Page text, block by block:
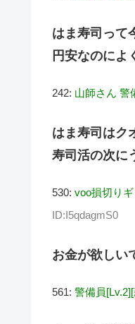
はま寿司って
円安なのによ
242: 山師さん 警
はま寿司はク
寿司活の次に
530: voo損切り
ID:I5qdagmS0
お金が欲しい
561: 警備員